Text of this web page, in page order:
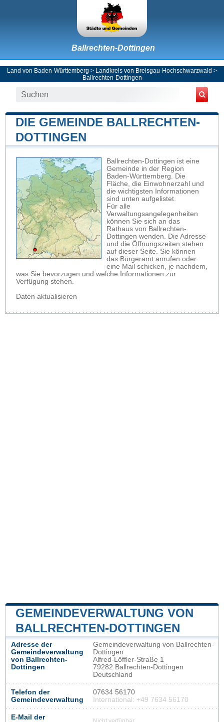
Ballrechten-Dottingen
Land von Baden-Württemberg > Landkreis von Breisgau-Hochschwarzwald >
Ballrechten-Dottingen
DIE GEMEINDE BALLRECHTEN-
DOTTINGEN
Ballrechten-Dottingen ist eine
Gemeinde in der Region
Baden-Württemberg. Die
Fläche, die Einwohnerzahl und
die wichtigsten Informationen
sind unten aufgelistet.
Für alle
Verwaltungsangelegenheiten
können Sie sich an das
Rathaus von Ballrechten-
Dottingen wenden. Die Adresse
und die Öffnungszeiten stehen
auf dieser Seite. Sie können
das Bürgeramt anrufen oder
eine Mail schicken, je nachdem,
was Sie bevorzugen und welche Informationen zur
Verfügung stehen.
Daten aktualisieren
GEMEINDEVERWALTUNG VON
BALLRECHTEN-DOTTINGEN
Adresse der
Gemeindeverwaltung
von Ballrechten-
Dottingen
Gemeindeverwaltung von Ballrechten-
Dottingen
Alfred-Löffler-Straße 1
79282 Ballrechten-Dottingen
Deutschland
Telefon der
Gemeindeverwaltung
07634 56170
International: +49 7634 56170
E-Mail der